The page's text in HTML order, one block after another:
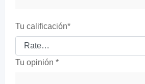
Tu calificación*
Tu opinión *